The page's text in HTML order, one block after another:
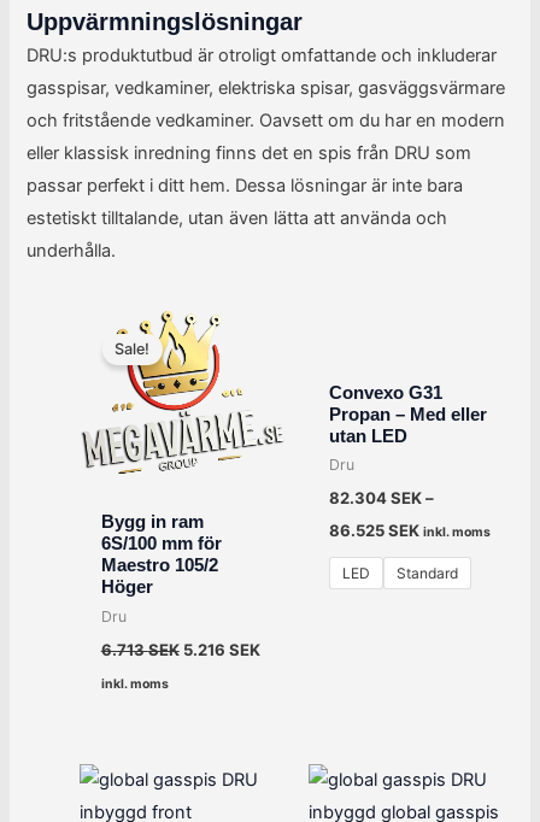
Uppvärmningslösningar
DRU:s produktutbud är otroligt omfattande och inkluderar
gasspisar, vedkaminer, elektriska spisar, gasväggsvärmare
och fritstående vedkaminer. Oavsett om du har en modern
eller klassisk inredning finns det en spis från DRU som
passar perfekt i ditt hem. Dessa lösningar är inte bara
estetiskt tilltalande, utan även lätta att använda och
underhålla.
Sale!
Bygg in ram
6S/100 mm för
Maestro 105/2
Höger
Dru
6.713SEK
Det
ursprungliga
priset
var:
6.713 SEK.
5.216 SEK
5.216 SEK.
inkl. moms
Convexo G31
Propan – Med eller
utan LED
Dru
82.304SEK–
86.525SEK inkl. moms
LED Standard